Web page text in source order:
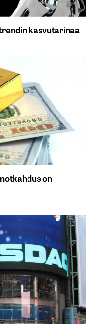
kasvutarinaa
on